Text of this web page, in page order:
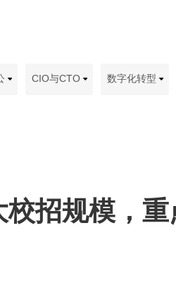
CIO与CTO 数字化转型
招规模，